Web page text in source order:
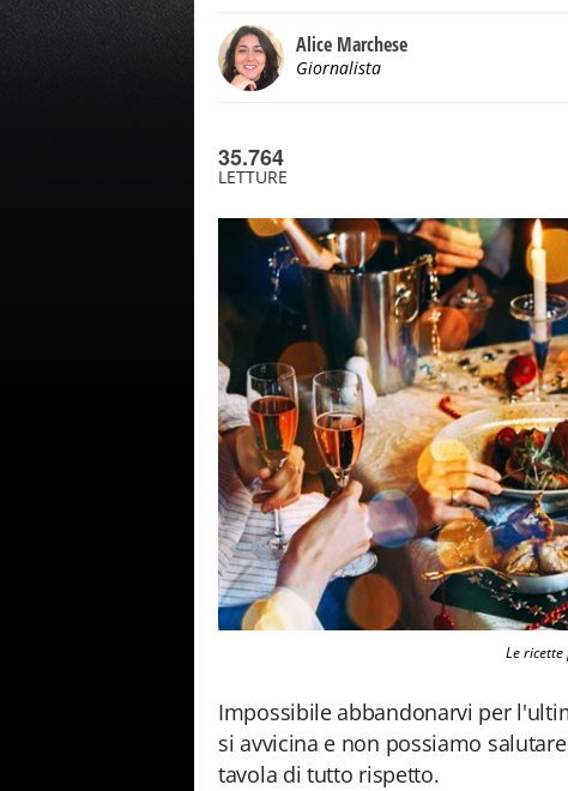
Alice Marchese
Giornalista
35.764
LETTURE
Le
Impossibile abbandonarvi per
si avvicina e non possiamo
tavola di tutto rispetto.